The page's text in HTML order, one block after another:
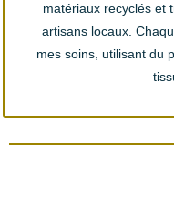
matériaux recyclés et
artisans locaux.
mes soins, utilisant du